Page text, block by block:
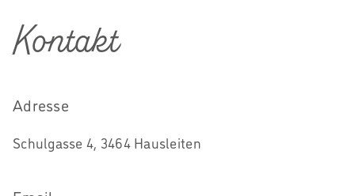
Kontakt
Adresse
Schulgasse 4, 3464 Hausleiten